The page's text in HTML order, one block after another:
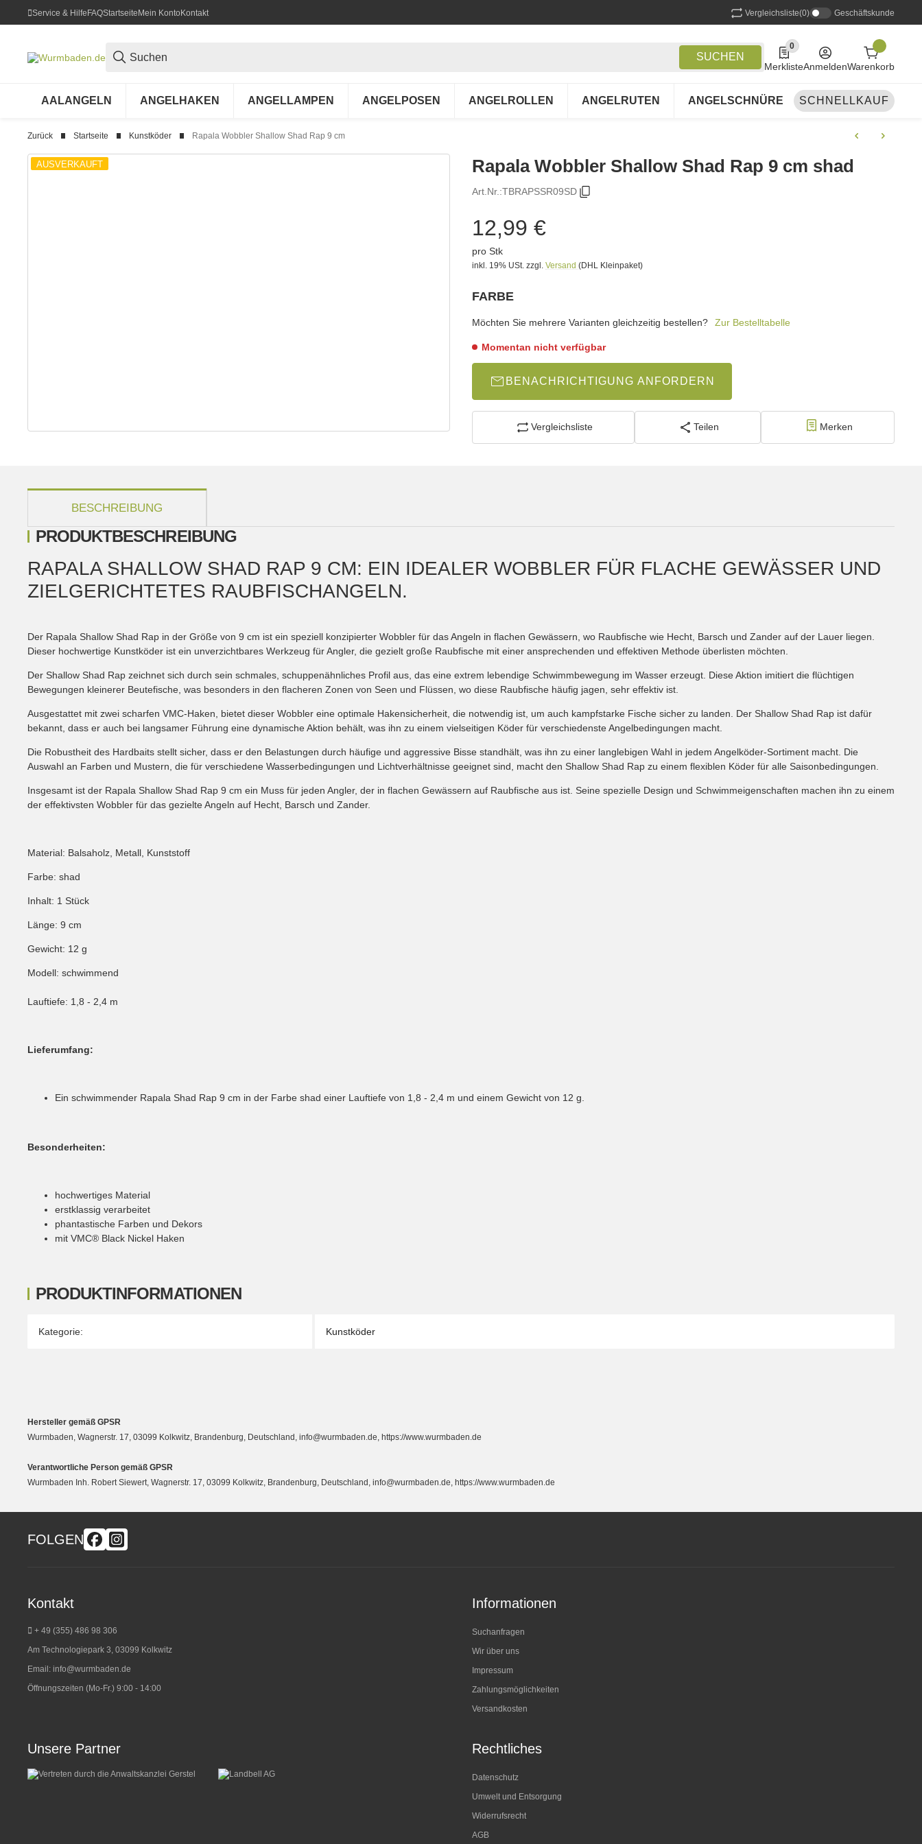
Service & HilfeFAQStartseiteMein KontoKontakt Vergleichsliste(0) Geschäftskunde
SUCHEN
0
0 Produkte in der Liste
MerklisteAnmeldenWarenkorb
AALANGELN ANGELHAKEN ANGELLAMPEN ANGELPOSEN ANGELROLLEN ANGELRUTEN ANGELSCHNÜRE ANGELSETS
SCHNELLKAUF
Zurück Startseite Kunstköder Rapala Wobbler Shallow Shad Rap 9 cm
AUSVERKAUFT Rapala Wobbler Shallow Shad Rap 9 cm shad
Art.Nr.:TBRAPSSR09SD
12,99 €
pro Stk
inkl. 19% USt. zzgl. Versand (DHL Kleinpaket)
FARBE
Möchten Sie mehrere Varianten gleichzeitig bestellen?
Zur Bestelltabelle
Momentan nicht verfügbar
BENACHRICHTIGUNG ANFORDERN
Vergleichsliste Teilen Merken
BESCHREIBUNG
PRODUKTINFORMATIONEN
Produkteigenschaft
Wert
Kategorie: Kunstköder
PRODUKTBESCHREIBUNG
RAPALA SHALLOW SHAD RAP 9 CM: EIN IDEALER WOBBLER FÜR FLACHE GEWÄSSER UND
ZIELGERICHTETES RAUBFISCHANGELN.
Der Rapala Shallow Shad Rap in der Größe von 9 cm ist ein speziell konzipierter Wobbler für das Angeln in flachen Gewässern, wo Raubfische wie Hecht, Barsch und Zander auf der Lauer liegen.
Dieser hochwertige Kunstköder ist ein unverzichtbares Werkzeug für Angler, die gezielt große Raubfische mit einer ansprechenden und effektiven Methode überlisten möchten.
Der Shallow Shad Rap zeichnet sich durch sein schmales, schuppenähnliches Profil aus, das eine extrem lebendige Schwimmbewegung im Wasser erzeugt. Diese Aktion imitiert die flüchtigen
Bewegungen kleinerer Beutefische, was besonders in den flacheren Zonen von Seen und Flüssen, wo diese Raubfische häufig jagen, sehr effektiv ist.
Ausgestattet mit zwei scharfen VMC-Haken, bietet dieser Wobbler eine optimale Hakensicherheit, die notwendig ist, um auch kampfstarke Fische sicher zu landen. Der Shallow Shad Rap ist dafür
bekannt, dass er auch bei langsamer Führung eine dynamische Aktion behält, was ihn zu einem vielseitigen Köder für verschiedenste Angelbedingungen macht.
Die Robustheit des Hardbaits stellt sicher, dass er den Belastungen durch häufige und aggressive Bisse standhält, was ihn zu einer langlebigen Wahl in jedem Angelköder-Sortiment macht. Die
Auswahl an Farben und Mustern, die für verschiedene Wasserbedingungen und Lichtverhältnisse geeignet sind, macht den Shallow Shad Rap zu einem flexiblen Köder für alle Saisonbedingungen.
Insgesamt ist der Rapala Shallow Shad Rap 9 cm ein Muss für jeden Angler, der in flachen Gewässern auf Raubfische aus ist. Seine spezielle Design und Schwimmeigenschaften machen ihn zu einem
der effektivsten Wobbler für das gezielte Angeln auf Hecht, Barsch und Zander.
Material: Balsaholz, Metall, Kunststoff
Farbe: shad
Inhalt: 1 Stück
Länge: 9 cm
Gewicht: 12 g
Modell: schwimmend
Lauftiefe: 1,8 - 2,4 m
Lieferumfang:
Ein schwimmender Rapala Shad Rap 9 cm in der Farbe shad einer Lauftiefe von 1,8 - 2,4 m und einem Gewicht von 12 g.
Besonderheiten:
hochwertiges Material
erstklassig verarbeitet
phantastische Farben und Dekors
mit VMC® Black Nickel Haken
Hersteller gemäß GPSR
Wurmbaden, Wagnerstr. 17, 03099 Kolkwitz, Brandenburg, Deutschland, info@wurmbaden.de, https://www.wurmbaden.de
Verantwortliche Person gemäß GPSR
Wurmbaden Inh. Robert Siewert, Wagnerstr. 17, 03099 Kolkwitz, Brandenburg, Deutschland, info@wurmbaden.de, https://www.wurmbaden.de
FOLGEN
Kontakt
+ 49 (355) 486 98 306
Am Technologiepark 3, 03099 Kolkwitz
Email: info@wurmbaden.de
Öffnungszeiten (Mo-Fr.) 9:00 - 14:00
Informationen
Suchanfragen
Wir über uns
Impressum
Zahlungsmöglichkeiten
Versandkosten
Unsere Partner Rechtliches
Datenschutz
Umwelt und Entsorgung
Widerrufsrecht
AGB